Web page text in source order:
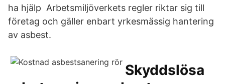
ha hjälp Arbetsmiljöverkets regler riktar sig till
företag och gäller enbart yrkesmässig hantering
av asbest.
Skyddslösa